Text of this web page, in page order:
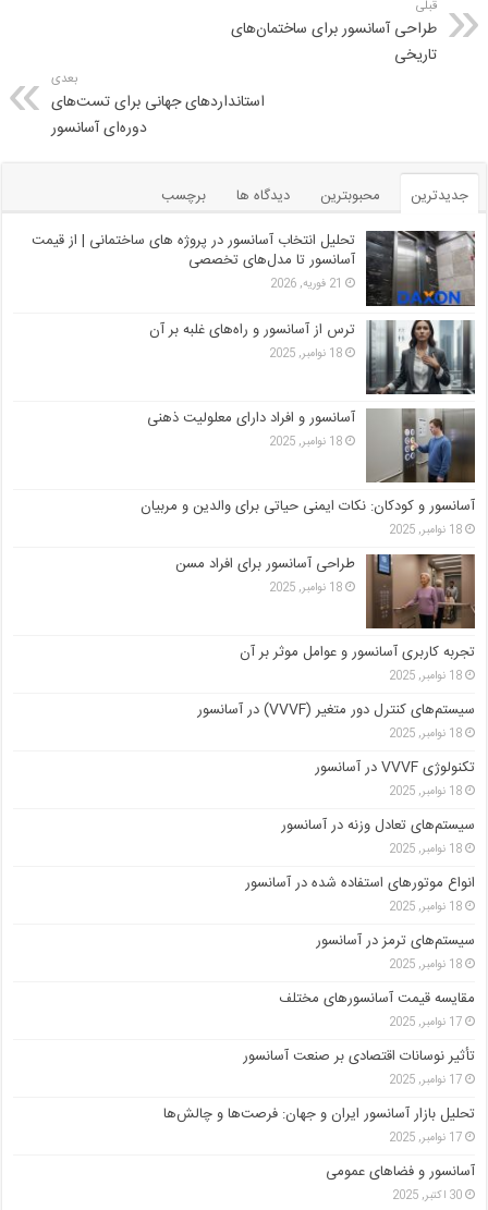
قبلی
طراحی آسانسور برای ساختمان‌های
تاریخی
بعدی
استانداردهای جهانی برای تست‌های
دوره‌ای آسانسور
جدیدترین محبوبترین دیدگاه ها
برچسب
تحلیل انتخاب آسانسور در پروژه‌ های ساختمانی | از قیمت
آسانسور تا مدل‌های تخصصی
21 فوریه, 2026
ترس از آسانسور و راه‌های غلبه بر آن
18 نوامبر, 2025
آسانسور و افراد دارای معلولیت ذهنی
18 نوامبر, 2025
آسانسور و کودکان: نکات ایمنی حیاتی برای والدین و مربیان
18 نوامبر, 2025
طراحی آسانسور برای افراد مسن
18 نوامبر, 2025
تجربه کاربری آسانسور و عوامل موثر بر آن
18 نوامبر, 2025
سیستم‌های کنترل دور متغیر (VVVF) در آسانسور
18 نوامبر, 2025
تکنولوژی VVVF در آسانسور
18 نوامبر, 2025
سیستم‌های تعادل وزنه در آسانسور
18 نوامبر, 2025
انواع موتورهای استفاده شده در آسانسور
18 نوامبر, 2025
سیستم‌های ترمز در آسانسور
18 نوامبر, 2025
مقایسه قیمت آسانسورهای مختلف
17 نوامبر, 2025
تأثیر نوسانات اقتصادی بر صنعت آسانسور
17 نوامبر, 2025
تحلیل بازار آسانسور ایران و جهان: فرصت‌ها و چالش‌ها
17 نوامبر, 2025
آسانسور و فضاهای عمومی
30 اکتبر, 2025